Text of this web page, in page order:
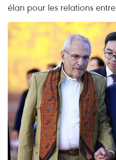
élan pour les relations